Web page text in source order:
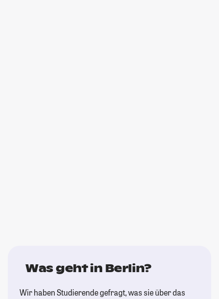
Was geht in Berlin?
Wir haben Studierende gefragt, was sie über das